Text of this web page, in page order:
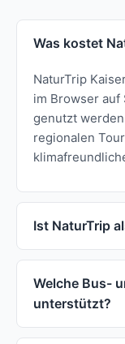
Was kostet
NaturTrip
im Browser
genutzt
regionalen
Ist NaturTrip
Welche Bus-
unterstützt?